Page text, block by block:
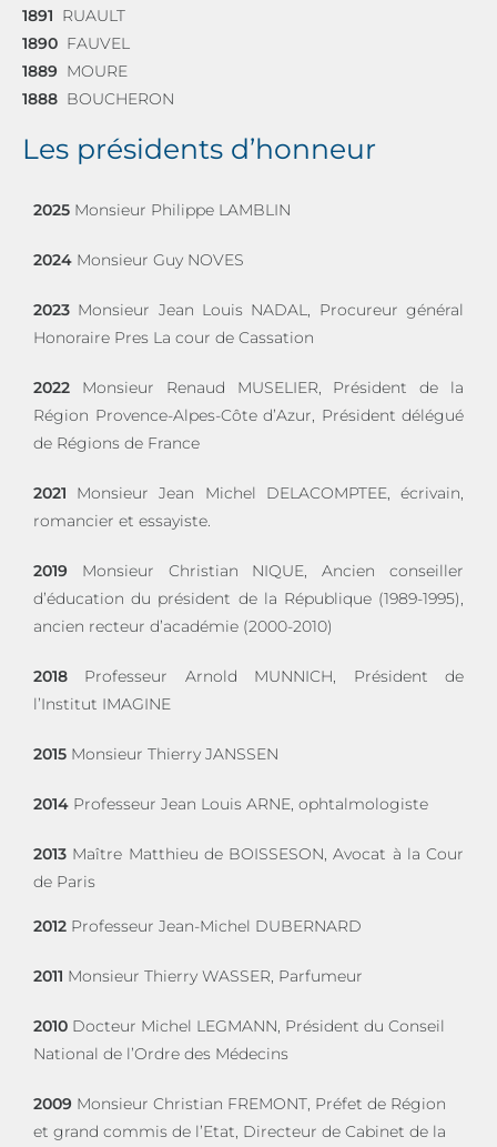
1891 RUAULT
1890 FAUVEL
1889 MOURE
1888 BOUCHERON
Les présidents d’honneur
2025 Monsieur Philippe LAMBLIN
2024 Monsieur Guy NOVES
2023 Monsieur Jean Louis NADAL, Procureur général
Honoraire Pres La cour de Cassation
2022 Monsieur Renaud MUSELIER, Président de la
Région Provence-Alpes-Côte d’Azur, Président délégué
de Régions de France
2021 Monsieur Jean Michel DELACOMPTEE, écrivain,
romancier et essayiste.
2019 Monsieur Christian NIQUE, Ancien conseiller
d’éducation du président de la République (1989-1995),
ancien recteur d’académie (2000-2010)
2018 Professeur Arnold MUNNICH, Président de
l’Institut IMAGINE
2015 Monsieur Thierry JANSSEN
2014 Professeur Jean Louis ARNE, ophtalmologiste
2013 Maître Matthieu de BOISSESON, Avocat à la Cour
de Paris
2012 Professeur Jean-Michel DUBERNARD
2011 Monsieur Thierry WASSER, Parfumeur
2010 Docteur Michel LEGMANN, Président du Conseil
National de l’Ordre des Médecins
2009 Monsieur Christian FREMONT, Préfet de Région
et grand commis de l’Etat, Directeur de Cabinet de la